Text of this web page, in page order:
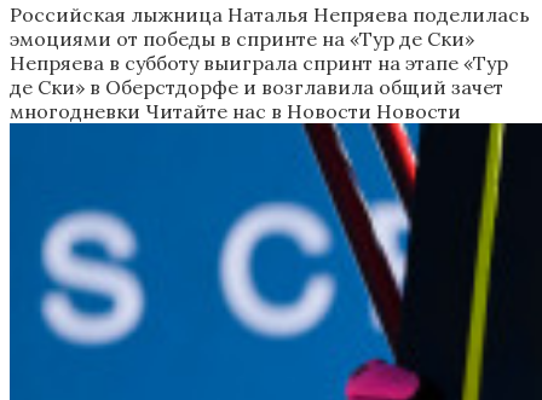
Российская лыжница Наталья Непряева поделилась
эмоциями от победы в спринте на «Тур де Ски»
Непряева в субботу выиграла спринт на этапе «Тур
де Ски» в Оберстдорфе и возглавила общий зачет
многодневки Читайте нас в Новости Новости